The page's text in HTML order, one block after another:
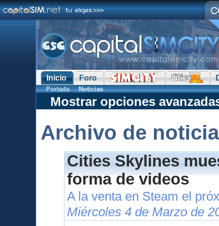
Inicio Foro
Portada Noticias
Mostrar opciones
Archivo de
Cities Skylines
forma de videos
A la venta en Steam el
Miércoles 4 de Marzo de